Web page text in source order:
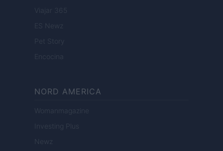
Viajar 365
ES Newz
Pet Story
Encocina
NORD AMERICA
Womanmagazine
Investing Plus
Newz